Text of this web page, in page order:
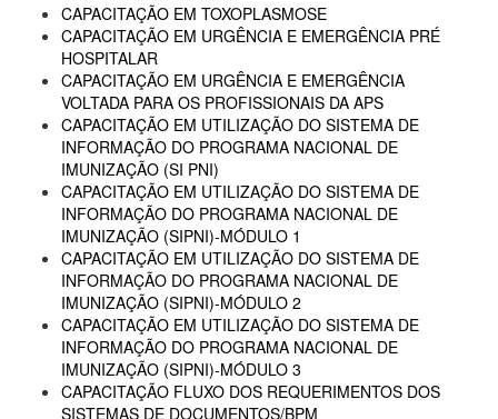
CAPACITAÇÃO EM TOXOPLASMOSE
CAPACITAÇÃO EM URGÊNCIA E EMERGÊNCIA PRÉ
HOSPITALAR
CAPACITAÇÃO EM URGÊNCIA E EMERGÊNCIA
VOLTADA PARA OS PROFISSIONAIS DA APS
CAPACITAÇÃO EM UTILIZAÇÃO DO SISTEMA DE
INFORMAÇÃO DO PROGRAMA NACIONAL DE
IMUNIZAÇÃO (SI PNI)
CAPACITAÇÃO EM UTILIZAÇÃO DO SISTEMA DE
INFORMAÇÃO DO PROGRAMA NACIONAL DE
IMUNIZAÇÃO (SIPNI)-MÓDULO 1
CAPACITAÇÃO EM UTILIZAÇÃO DO SISTEMA DE
INFORMAÇÃO DO PROGRAMA NACIONAL DE
IMUNIZAÇÃO (SIPNI)-MÓDULO 2
CAPACITAÇÃO EM UTILIZAÇÃO DO SISTEMA DE
INFORMAÇÃO DO PROGRAMA NACIONAL DE
IMUNIZAÇÃO (SIPNI)-MÓDULO 3
CAPACITAÇÃO FLUXO DOS REQUERIMENTOS DOS
SISTEMAS DE DOCUMENTOS/BPM